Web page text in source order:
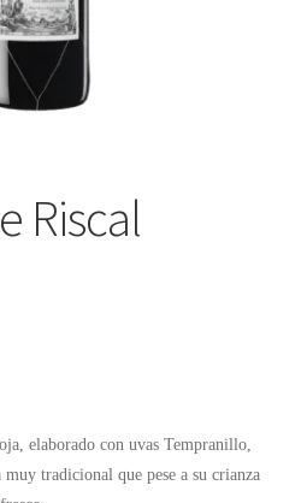
Riscal
elaborado con uvas Tempranillo,
tradicional que pese a su crianza